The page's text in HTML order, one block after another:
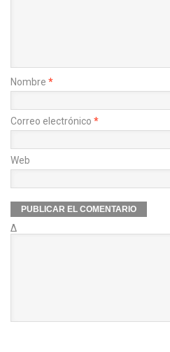
Nombre *
Correo electrónico *
Web
Δ